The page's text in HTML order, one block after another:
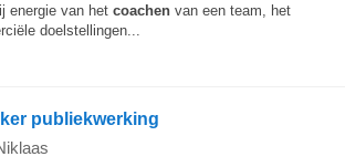
energie van het coachen van een team, het
doelstellingen...
publiekwerking